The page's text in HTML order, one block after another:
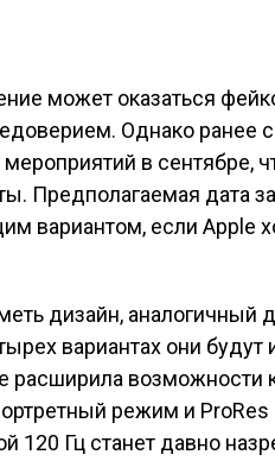
может оказаться
Однако ранее
в сентябре,
Предполагаемая дата
вариантом, если Apple
дизайн, аналогичный
вариантах они
расширила
режим и
120 Гц станет давно